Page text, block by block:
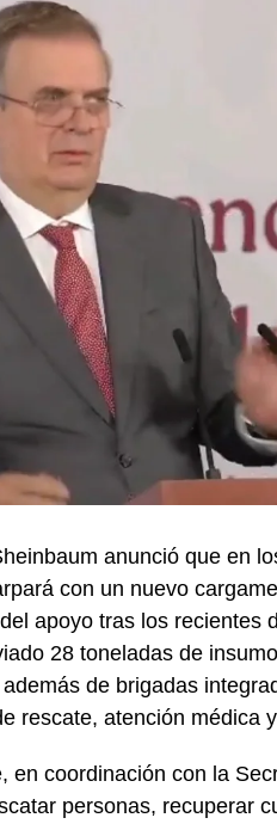
anunció que en
con un nuevo
apoyo tras los recientes
28 toneladas de
de brigadas
rescate, atención médica
en coordinación con la
personas, recuperar